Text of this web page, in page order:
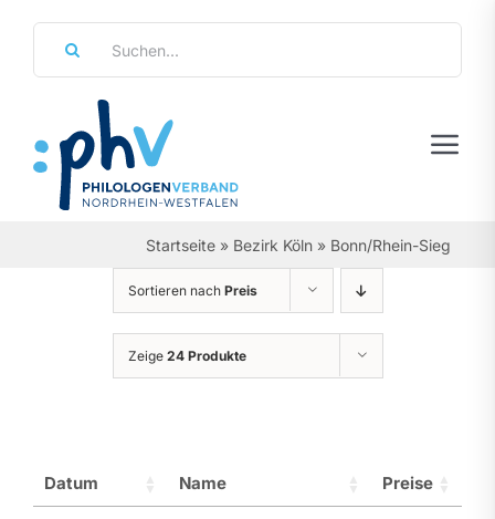
springen
Regierungsbezirke
Personalräte
Über Uns
Leistungen & Service
Startseite » Bezirk Köln » Bonn/Rhein-Sieg
Sortieren nach Preis
Zeige 24 Produkte
Datum Name Preise